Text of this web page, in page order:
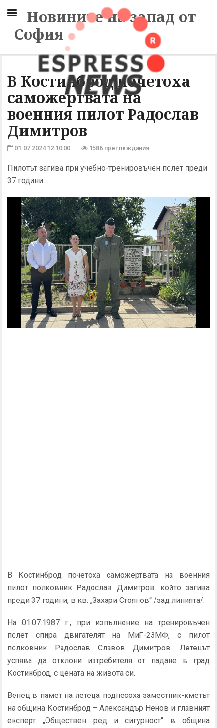
Новините на запад от
София
В Костинброд почетоха
саможертвата на
военния пилот Радослав
Димитров
01.07.2024 12:10:00 1586 преглеждания
Пилотът загива при учебно-тренировъчен полет преди
37 години
В Костинброд почетоха саможертвата на военния
пилот полковник Радослав Димитров, който загива
преди 37 години, в кв. „Захари Стоянов“ /зад линията/.
На 01.07.1987 г., при изпълнение на тренировъчен
полет спира двигателят на МиГ-23МФ, с пилот
полковник Радослав Славов Димитров. Летецът
успява да отклони изтребителя от падане в град
Костинброд, с цената на живота си.
Венец в памет на летеца поднесоха заместник-кметът
на община Костинброд – Александър Ненов и главният
експерт „Обществен ред и сигурност“ в община